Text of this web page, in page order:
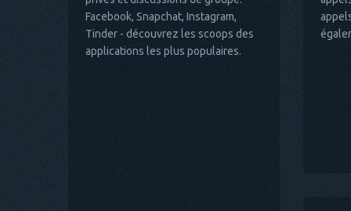
Facebook, Snapchat, Instagram,
Tinder - découvrez les scoops des
applications les plus populaires.